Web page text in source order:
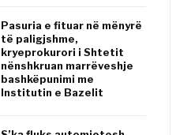
Pasuria e fituar në mënyrë
të paligjshme,
kryeprokurori i Shtetit
nënshkruan marrëveshje
bashkëpunimi me
Institutin e Bazelit